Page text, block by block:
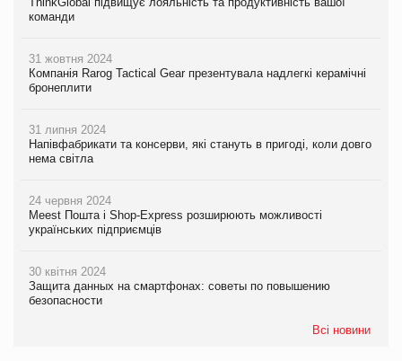
команди
31 жовтня 2024
Компанія Rarog Tactical Gear презентувала надлегкі керамічні
бронеплити
31 липня 2024
Напівфабрикати та консерви, які стануть в пригоді, коли довго
нема світла
24 червня 2024
Meest Пошта і Shop-Express розширюють можливості
українських підприємців
30 квітня 2024
Защита данных на смартфонах: советы по повышению
безопасности
Всі новини